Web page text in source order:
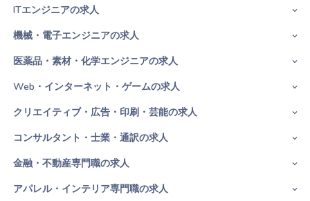
ITエンジニアの求人
機械・電子エンジニアの求人
医薬品・素材・化学エンジニアの求人
Web・インターネット・ゲームの求人
クリエイティブ・広告・印刷・芸能の求人
コンサルタント・士業・通訳の求人
金融・不動産専門職の求人
アパレル・インテリア専門職の求人